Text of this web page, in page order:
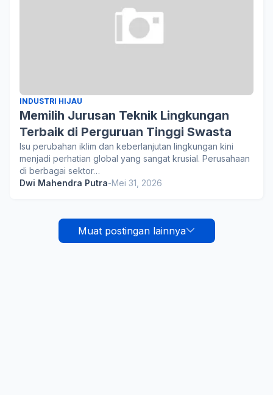
INDUSTRI HIJAU
Memilih Jurusan Teknik Lingkungan
Terbaik di Perguruan Tinggi Swasta
Isu perubahan iklim dan keberlanjutan lingkungan kini
menjadi perhatian global yang sangat krusial. Perusahaan
di berbagai sektor…
Dwi Mahendra Putra-Mei 31, 2026
Muat postingan lainnya